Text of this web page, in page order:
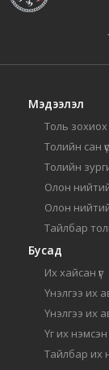
Мэдээлэл
Толь зохиох
Толийн сан
Толийн
Олон
Олон
Тайлбар
Бусад
Их хайсан үг
Үнэлгээ их
Үнэлгээ их
Үг их нэмсэн
Тайлбар их